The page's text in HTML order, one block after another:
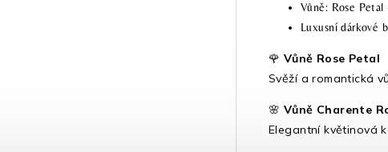
Vůně: Rose Petal
Luxusní dárkové
🌹 Vůně Rose Petal
Svěží a romantická
🌸 Vůně Charente
Elegantní květinová